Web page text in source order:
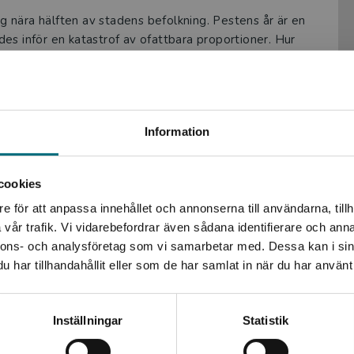
Information
för att anpassa innehållet och annonserna till användarna,
trafik. Vi vidarebefordrar även sådana identifierare och
och analysföretag som vi samarbetar med. Dessa kan i
har tillhandahållit eller som de har samlat in när du har
Inställningar Statistik
Begränsad fraktregion
Det verkar som att du besöker nyponochviljaforlag.se via
en enhet utanför Sverige. Vi erbjuder inte leveranser
utanför Sverige. För att kunna slutföra ett köp måste
leveransadressen vara i Sverige.
hälften av stadens befolkning. Pestens år är en
inför en katastrof av ofattbara proportioner. Hur
Och hur bidrog pesten till den svenska
i Sverige. Utifrån brev, dagböcker och protokoll
förgäves försökte hindra att smittan spreds.
hämtade ur en roman.
hur man levandegör materialet.